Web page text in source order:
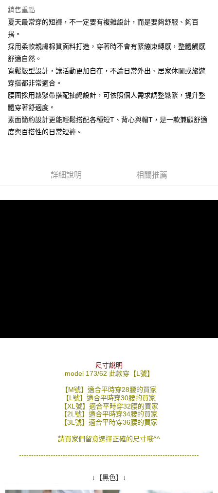
【「AFTEE先享後付」結帳流程】
１．於結帳方式選擇「AFTEE先享後付」後，將跳轉至「AFTEE先享後付」
結帳頁面，進行簡訊認證並確認金額後，即可完成結帳。
２．訂單成立數日內，您將收到繳費通知簡訊。
３．收到繳費通知簡訊後14天內，點擊此簡訊中的連結，可透過四大超商／
ATM／網路銀行／等多元方式進行付款，方視為交易完成。
※ 請注意：結帳手續完成當下不需立刻繳費，但若您需要取消訂單，請聯絡
購買商品的店家。未經商家同意取消之訂單仍視為有效，需透過AFTEE先享
後付繳納相關費用。
是否繳費成功／繳費後需取消欲退款等相關疑問，請聯繫「AFTEE先享後付
客戶支援中心」https://netprotections.freshdesk.com/support/home
【注意事項】
１．透過由恩沛科技股份有限公司提供之「AFTEE先享後付」服務完成之交
３．未成年的使用者請事先徵得法定代理人或監護人之同意方可使用
每筆NT$80，滿NT$1,800(含以上)免運費
先付款後全家取貨
每筆NT$80，滿NT$1,800(含以上)免運費
7-11付款取貨
每筆NT$80，滿NT$1,800(含以上)免運費
每筆NT$80，滿NT$1,800(含以上)免運費
宅配
每筆NT$120，滿NT$3,000(含以上)免運費
銷售重點
夏天最常穿的短褲，不一定要有複雜設計，而是要夠舒服、夠百
搭。
採用柔軟親膚棉質面料打造，穿著時不會有緊繃束縛感，整體觸感
舒適自然。
寬鬆版型設計，讓活動更加自在，不論日常外出、居家休閒或旅遊
穿搭都非常適合。
腰圍採用鬆緊帶搭配抽繩設計，可依照個人需求調整鬆緊，提升整
體穿著舒適度。
素面簡約設計更能輕鬆搭配各種短T、背心與帽T，是一款兼顧舒適
度與百搭性的日常短褲。
詳細說明 相關推薦
尺寸說明
model 173/62 此款穿【L號】
【M號】適合平時穿28腰的買家
【L號】適合平時穿30腰的買家
【XL號】適合平時穿32腰的買家
【2L號】適合平時穿34腰的買家
【3L號】適合平時穿36腰的買家
請買家們留意選擇正確的尺寸哦^^
--------------------------------------------------------------------------
↓【黑色】↓